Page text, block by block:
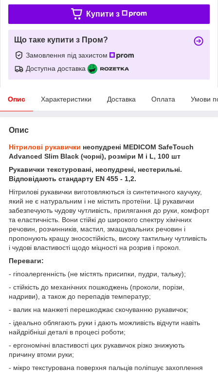
Купити з
Що таке купити з Пром?
Замовлення під захистом
Доступна доставка
Опис Характеристики Доставка Оплата Умови
Опис
Нітрилові рукавички неопудрені MEDICOM SafeTouch
Advanced Slim Black (чорні), розміри M і L, 100 шт
Рукавички текстуровані, неопудрені, нестерильні.
Відповідають стандарту EN 455 - 1,2.
Нітрилові рукавички виготовляються із синтетичного каучуку,
який не є натуральним і не містить протеїни. Ці рукавички
забезпечують чудову чутливість, прилягання до руки, комфорт
та еластичність. Вони стійкі до широкого спектру хімічних
речовин, розчинників, мастил, змащувальних речовин і
пропонують кращу зносостійкість, високу тактильну чутливість
і чудові властивості щодо міцності на розрив і прокол.
Переваги:
- гіпоалергенність (не містять присипки, пудри, тальку);
- стійкість до механічних пошкоджень (проколи, порізи,
надриви), а також до перепадів температур;
- валик на манжеті перешкоджає скочуванню рукавичок;
- ідеально облягають руки і дають можливість відчути навіть
найдрібніші деталі в процесі роботи;
- ергономічні властивості цих рукавичок різко знижують
причину втоми руки;
- мікро текстурована поверхня пальців поліпшує захоплення